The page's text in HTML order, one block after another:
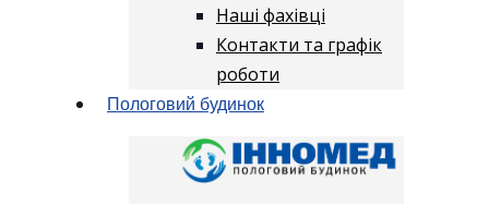
Наші фахівці
Контакти та графік
роботи
Пологовий будинок